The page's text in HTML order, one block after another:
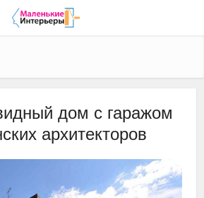
дом с гаражом
архитекторов